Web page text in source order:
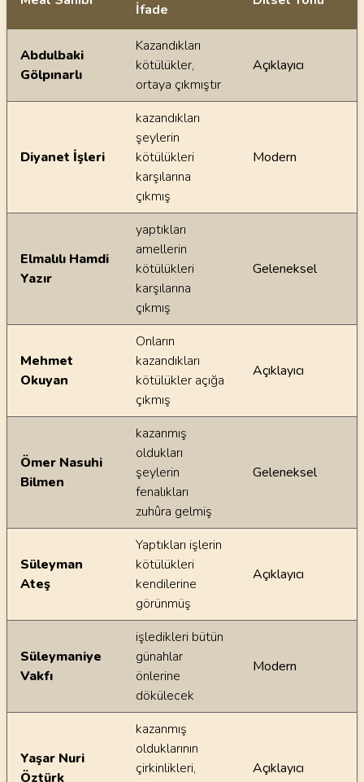
Ayetin meallerindeki dilsel farklılıklar
İfade
Abdulbaki
Gölpınarlı
Kazandıkları
kötülükler,
ortaya çıkmıştır
Açıklayıcı
Diyanet İşleri
kazandıkları
şeylerin
kötülükleri
karşılarına
çıkmış
Modern
Elmalılı Hamdi
Yazır
yaptıkları
amellerin
kötülükleri
karşılarına
çıkmış
Geleneksel
Mehmet
Okuyan
Onların
kazandıkları
kötülükler açığa
çıkmış
Açıklayıcı
Ömer Nasuhi
Bilmen
kazanmış
oldukları
şeylerin
fenalıkları
zuhûra gelmiş
Geleneksel
Süleyman
Ateş
Yaptıkları işlerin
kötülükleri
kendilerine
görünmüş
Açıklayıcı
Süleymaniye
Vakfı
işledikleri bütün
günahlar
önlerine
dökülecek
Modern
Yaşar Nuri
Öztürk
kazanmış
olduklarının
çirkinlikleri,
Açıklayıcı